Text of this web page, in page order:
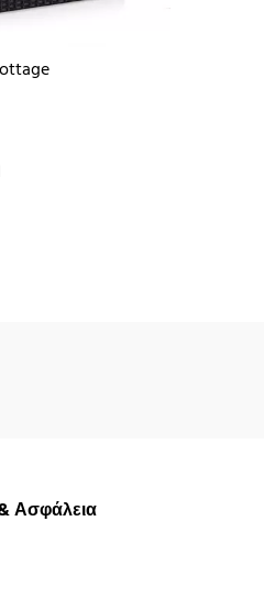
Ασφάλεια